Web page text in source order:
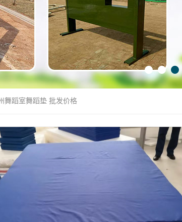
舞蹈室舞蹈垫 批发价格